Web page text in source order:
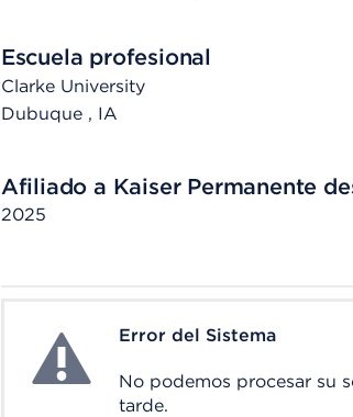
Escuela profesional
Clarke University
Dubuque , IA
Afiliado a Kaiser Permanente
2025
System ErrorError del Sistema
No podemos procesar su
tarde.